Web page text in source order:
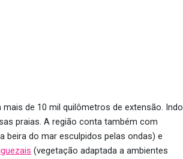
de 10 mil quilômetros de extensão. Indo
praias. A região conta também com
do mar esculpidos pelas ondas) e
(vegetação adaptada a ambientes